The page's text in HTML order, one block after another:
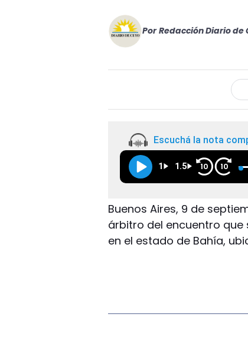
Por Redacción Diario de
Escuchá la nota
1 1.5 10 10
Buenos Aires, 9 de
árbitro del encuentro que
en el estado de Bahía,